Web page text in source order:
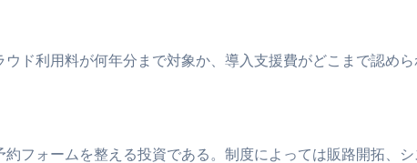
ド利用料が何年分まで対象か、導入支援費がどこまで認めら
フォームを整える投資である。制度によっては販路開拓、